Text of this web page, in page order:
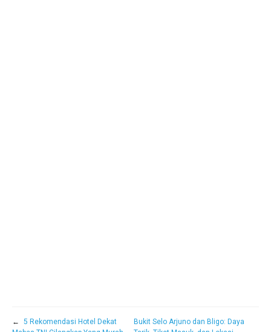
←
5 Rekomendasi Hotel Dekat
Bukit Selo Arjuno dan Bligo: Daya